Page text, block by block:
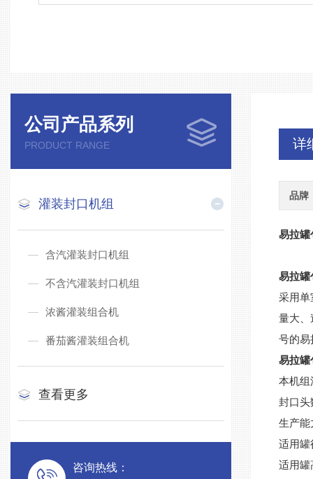
公司产品系列
PRODUCT RANGE
灌装封口机组
含汽灌装封口机组
不含汽灌装封口机组
浓酱灌装组合机
番茄酱灌装组合机
查看更多
咨询热线：
详
品牌
易拉罐
易拉罐
采用单
量大、
号的易
易拉罐
本机组
封口头
生产能
适用
适用罐